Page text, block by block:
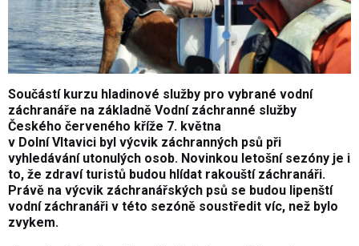
Součástí kurzu hladinové služby pro vybrané vodní
záchranáře na základně Vodní záchranné služby
Českého červeného kříže 7. května
v Dolní Vltavici byl výcvik záchranných psů při
vyhledávání utonulých osob. Novinkou letošní sezóny je i
to, že zdraví turistů budou hlídat rakouští záchranáři.
Právě na výcvik záchranářských psů se budou lipenští
vodní záchranáři v této sezóně soustředit víc, než bylo
zvykem.